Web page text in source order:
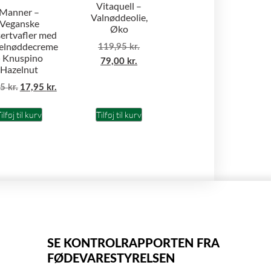
Manner –
Veganske
med
Knuspino
Hazelnut
kr. 17,95 kr.
til kurv
Vitaquell –
Valnøddeolie,
Øko
119,95kr.
79,00 kr.
Tilføj til kurv
SE KONTROLRAPPORTEN FRA
FØDEVARESTYRELSEN